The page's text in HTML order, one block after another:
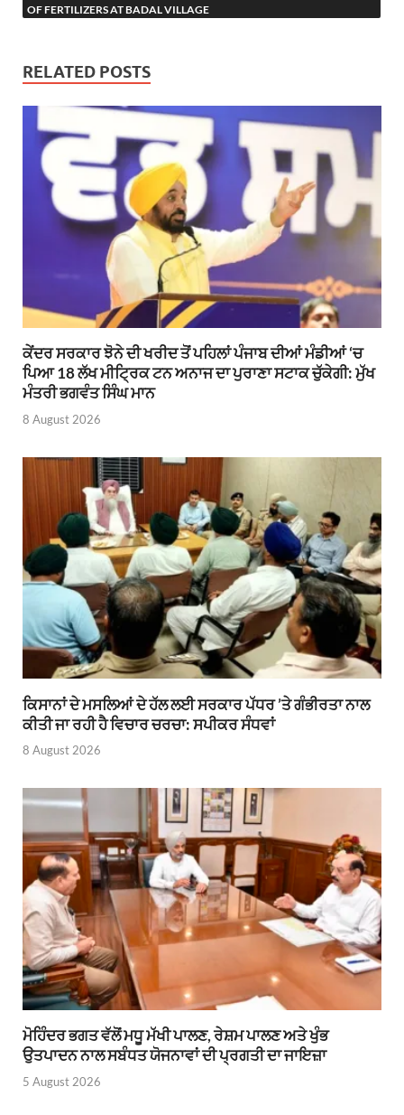
OF FERTILIZERS AT BADAL VILLAGE
RELATED POSTS
ਕੇਂਦਰ ਸਰਕਾਰ ਝੋਨੇ ਦੀ ਖਰੀਦ ਤੋਂ ਪਹਿਲਾਂ ਪੰਜਾਬ ਦੀਆਂ ਮੰਡੀਆਂ ‘ਚ
ਪਿਆ 18 ਲੱਖ ਮੀਟ੍ਰਿਕ ਟਨ ਅਨਾਜ ਦਾ ਪੁਰਾਣਾ ਸਟਾਕ ਚੁੱਕੇਗੀ: ਮੁੱਖ
ਮੰਤਰੀ ਭਗਵੰਤ ਸਿੰਘ ਮਾਨ
8 August 2026
ਕਿਸਾਨਾਂ ਦੇ ਮਸਲਿਆਂ ਦੇ ਹੱਲ ਲਈ ਸਰਕਾਰ ਪੱਧਰ ’ਤੇ ਗੰਭੀਰਤਾ ਨਾਲ
ਕੀਤੀ ਜਾ ਰਹੀ ਹੈ ਵਿਚਾਰ ਚਰਚਾ: ਸਪੀਕਰ ਸੰਧਵਾਂ
8 August 2026
ਮੋਹਿੰਦਰ ਭਗਤ ਵੱਲੋਂ ਮਧੂ ਮੱਖੀ ਪਾਲਣ, ਰੇਸ਼ਮ ਪਾਲਣ ਅਤੇ ਖੁੰਭ
ਉਤਪਾਦਨ ਨਾਲ ਸਬੰਧਤ ਯੋਜਨਾਵਾਂ ਦੀ ਪ੍ਰਗਤੀ ਦਾ ਜਾਇਜ਼ਾ
5 August 2026